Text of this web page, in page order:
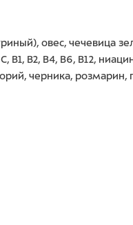
овес, чечевица
B2, B4, B6, B12,
черника, розмарин,